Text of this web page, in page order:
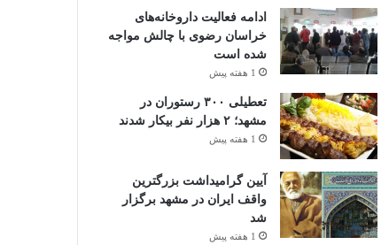
ادامه فعالیت داروخانه‌های
خراسان رضوی با چالش مواجه
شده است
1 هفته پیش
تعطیلی ۳۰۰ رستوران در
مشهد؛ ۲ هزار نفر بیکار شدند
1 هفته پیش
آیین گرامیداشت بزرگترین
واقف ایران در مشهد برگزار
شد
1 هفته پیش